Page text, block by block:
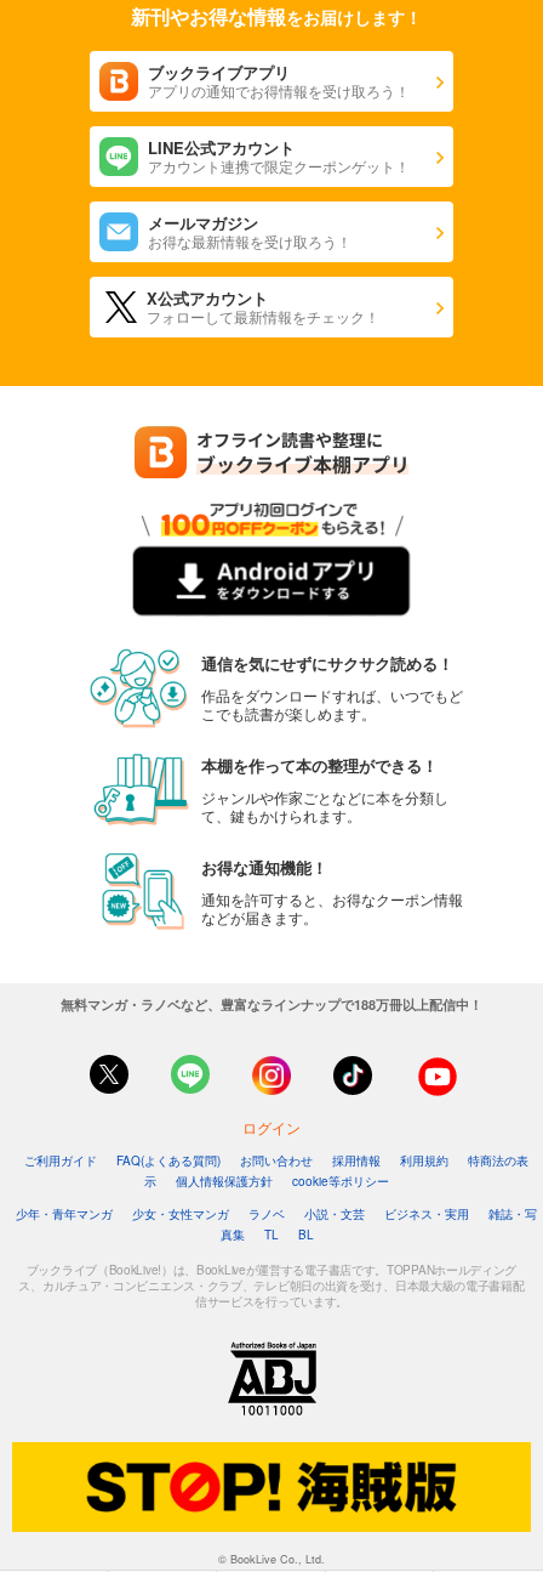
新刊やお得な情報をお届けします！
ブックライブアプリ
アプリの通知でお得情報を受け取ろう！
LINE公式アカウント
アカウント連携で限定クーポンゲット！
メールマガジン
お得な最新情報を受け取ろう！
X公式アカウント
フォローして最新情報をチェック！
通信を気にせずにサクサク読める！
作品をダウンロードすれば、いつでもど
こでも読書が楽しめます。
本棚を作って本の整理ができる！
ジャンルや作家ごとなどに本を分類し
て、鍵もかけられます。
お得な通知機能！
通知を許可すると、お得なクーポン情報
などが届きます。
無料マンガ・ラノベなど、豊富なラインナップで188万冊以上配信中！
ログイン
ご利用ガイド FAQ(よくある質問) お問い合わせ 採用情報 利用規約
特商法の表
示
個人情報保護方針
cookie等ポリシー
少年・青年マンガ
少女・女性マンガ ラノベ 小説・文芸 ビジネス・実用
雑誌・写
真集
TL BL
ブックライブ（BookLive!）は、BookLiveが運営する電子書店です。TOPPANホールディング
ス、カルチュア・コンビニエンス・クラブ、テレビ朝日の出資を受け、日本最大級の電子書籍配
信サービスを行っています。
© BookLive Co., Ltd.